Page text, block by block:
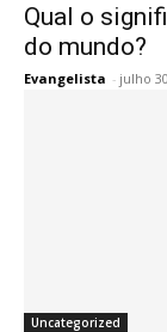
Qual o
do mundo?
Evangelista - julho
Uncategorized